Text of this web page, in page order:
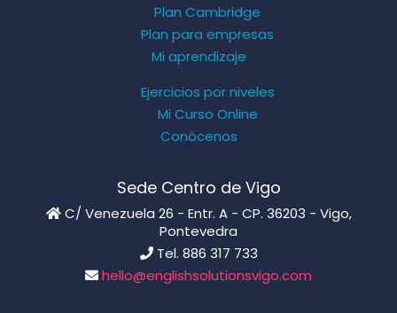
Plan Cambridge
Plan para empresas
Mi aprendizaje
Ejercicios por niveles
Mi Curso Online
Conócenos
Sede Centro de Vigo
C/ Venezuela 26 - Entr. A - CP. 36203 - Vigo,
Pontevedra
Tel. 886 317 733
hello@englishsolutionsvigo.com